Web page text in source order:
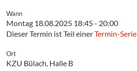
Wann
Montag 18.08.2025 18:45 - 20:00
Dieser Termin ist Teil einerTermin-Serie
Ort
KZU Bülach, Halle B